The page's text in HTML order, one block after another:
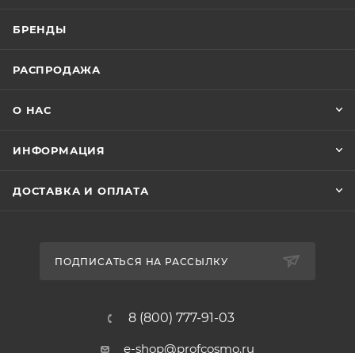
БРЕНДЫ
РАСПРОДАЖА
О НАС
ИНФОРМАЦИЯ
ДОСТАВКА И ОПЛАТА
ПОДПИСАТЬСЯ НА РАССЫЛКУ
8 (800) 777-91-03
e-shop@profcosmo.ru